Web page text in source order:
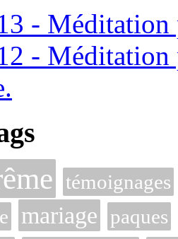
- Méditation
- Méditation
témoignages
mariage paques